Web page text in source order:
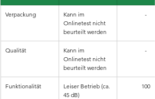
Verpackung
Kann im
Onlinetest nicht
beurteilt werden
-
Qualität
Kann im
Onlinetest nicht
beurteilt werden
-
Funktionalität
Leiser Betrieb (ca.
45 dB)
100